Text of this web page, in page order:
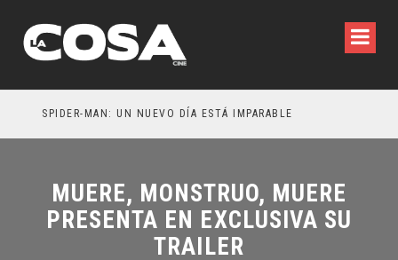
SPIDER-MAN: UN NUEVO DÍA ESTÁ IMPARABLE
MUERE, MONSTRUO, MUERE
PRESENTA EN EXCLUSIVA SU
TRAILER